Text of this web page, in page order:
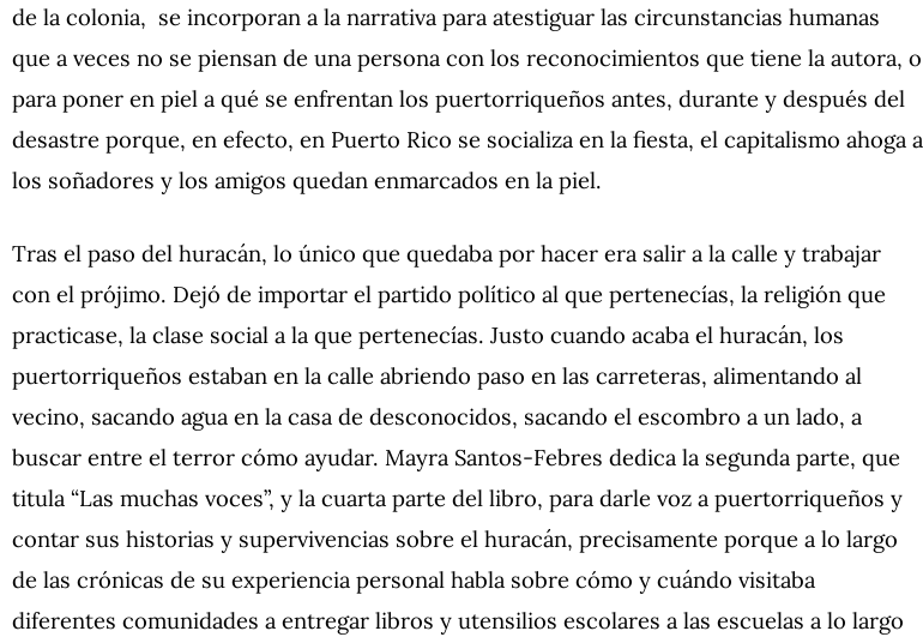
de la colonia, se incorporan a la narrativa para atestiguar las circunstancias humanas
que a veces no se piensan de una persona con los reconocimientos que tiene la autora, o
para poner en piel a qué se enfrentan los puertorriqueños antes, durante y después del
desastre porque, en efecto, en Puerto Rico se socializa en la fiesta, el capitalismo ahoga a
los soñadores y los amigos quedan enmarcados en la piel.
Tras el paso del huracán, lo único que quedaba por hacer era salir a la calle y trabajar
con el prójimo. Dejó de importar el partido político al que pertenecías, la religión que
practicase, la clase social a la que pertenecías. Justo cuando acaba el huracán, los
puertorriqueños estaban en la calle abriendo paso en las carreteras, alimentando al
vecino, sacando agua en la casa de desconocidos, sacando el escombro a un lado, a
buscar entre el terror cómo ayudar. Mayra Santos-Febres dedica la segunda parte, que
titula “Las muchas voces”, y la cuarta parte del libro, para darle voz a puertorriqueños y
contar sus historias y supervivencias sobre el huracán, precisamente porque a lo largo
de las crónicas de su experiencia personal habla sobre cómo y cuándo visitaba
diferentes comunidades a entregar libros y utensilios escolares a las escuelas a lo largo